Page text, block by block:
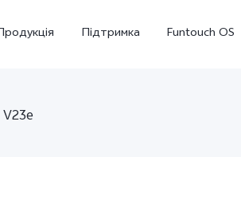
Підтримка Funtouch OS
V23e